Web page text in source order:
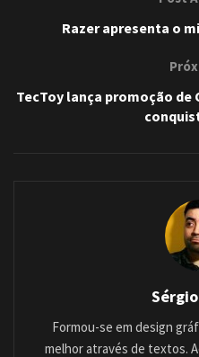
Razer apresenta o
TecToy lança promoção de
Formou-se em design
melhor através de textos.